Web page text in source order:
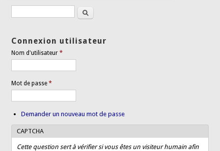
Formulaire de recherche
Rechercher
Connexion utilisateur
Nom d'utilisateur*
Mot de passe*
Demander un nouveau mot de passe
CAPTCHA
Cette question sert à vérifier si vous êtes un visiteur humain afin